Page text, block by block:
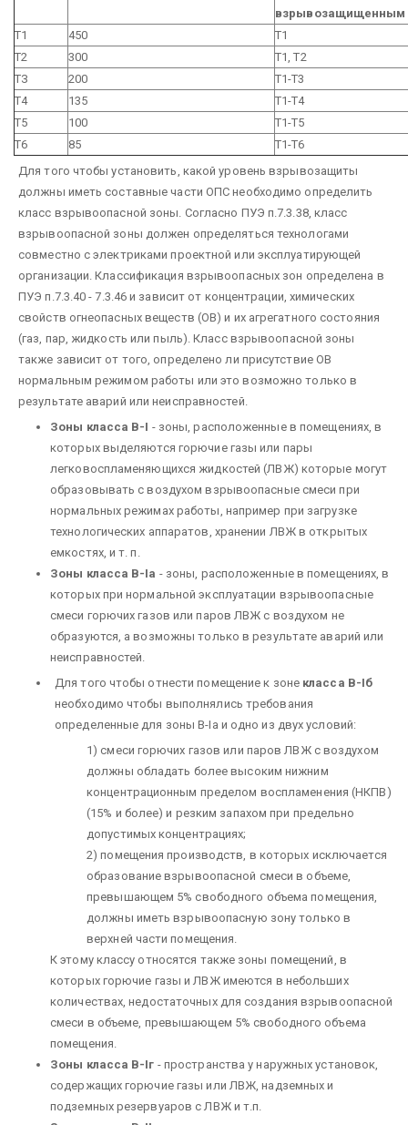
взрывозащищенным
Т1
450
Т1
Т2
300
Т1, Т2
ТЗ
200
Т1-Т3
Т4
135
Т1-Т4
Т5
100
Т1-Т5
Т6
85
Т1-Т6
Для того чтобы установить, какой уровень взрывозащиты
должны иметь составные части ОПС необходимо определить
класс взрывоопасной зоны. Согласно ПУЭ п.7.3.38, класс
взрывоопасной зоны должен определяться технологами
совместно с электриками проектной или эксплуатирующей
организации. Классификация взрывоопасных зон определена в
ПУЭ п.7.3.40 - 7.3.46 и зависит от концентрации, химических
свойств огнеопасных веществ (ОВ) и их агрегатного состояния
(газ, пар, жидкость или пыль). Класс взрывоопасной зоны
также зависит от того, определено ли присутствие ОВ
нормальным режимом работы или это возможно только в
результате аварий или неисправностей.
Зоны класса В-I - зоны, расположенные в помещениях, в
которых выделяются горючие газы или пары
легковоспламеняющихся жидкостей (ЛВЖ) которые могут
образовывать с воздухом взрывоопасные смеси при
нормальных режимах работы, например при загрузке
технологических аппаратов, хранении ЛВЖ в открытых
емкостях, и т. п.
Зоны класса В-Iа - зоны, расположенные в помещениях, в
которых при нормальной эксплуатации взрывоопасные
смеси горючих газов или паров ЛВЖ с воздухом не
образуются, а возможны только в результате аварий или
неисправностей.
Для того чтобы отнести помещение к зоне класса В-Iб
необходимо чтобы выполнялись требования
определенные для зоны В-Iа и одно из двух условий:
1) смеси горючих газов или паров ЛВЖ с воздухом
должны обладать более высоким нижним
концентрационным пределом воспламенения (НКПВ)
(15% и более) и резким запахом при предельно
допустимых концентрациях;
2) помещения производств, в которых исключается
образование взрывоопасной смеси в объеме,
превышающем 5% свободного объема помещения,
должны иметь взрывоопасную зону только в
верхней части помещения.
К этому классу относятся также зоны помещений, в
которых горючие газы и ЛВЖ имеются в небольших
количествах, недостаточных для создания взрывоопасной
смеси в объеме, превышающем 5% свободного объема
помещения.
Зоны класса В-Iг - пространства у наружных установок,
содержащих горючие газы или ЛВЖ, надземных и
подземных резервуаров с ЛВЖ и т.п.